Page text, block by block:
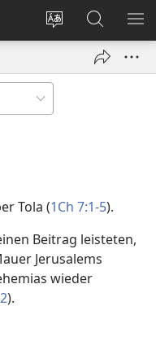
Websitesprache
ändern
Anmelden
(öffnet
Suche
Tola (1Ch 7:1-5).
Beitrag leisteten,
Jerusalems
wieder
).